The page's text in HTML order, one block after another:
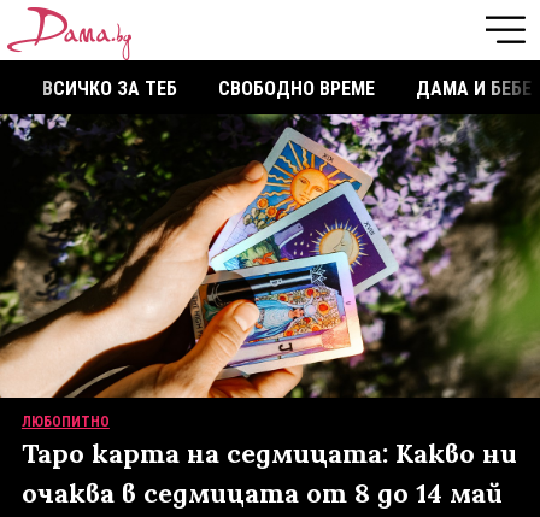
ВСИЧКО ЗА ТЕБ СВОБОДНО ВРЕМЕ ДАМА И БЕБЕ
ЛЮБОПИТНО
Таро карта на седмицата: Какво ни
очаква в седмицата от 8 до 14 май